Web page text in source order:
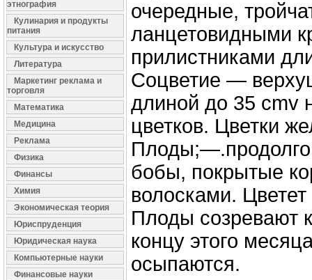
этнография
Кулинария и продукты
питания
Культура и искусство
Литература
Маркетинг реклама и
торговля
Математика
Медицина
Реклама
Физика
Финансы
Химия
Экономическая теория
Юриспруденция
Юридическая наука
Компьютерные науки
Финансовые науки
очередные,
ланцетовидными
прилистниками
Соцветие —
длиной до 35 cmv
цветков. Цветки
бобы, покрытые
волосками.
Плоды созревают
концу этого
осыпаются.